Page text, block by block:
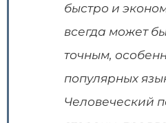
быстро и
всегда может
точным,
популярных
Человеческий